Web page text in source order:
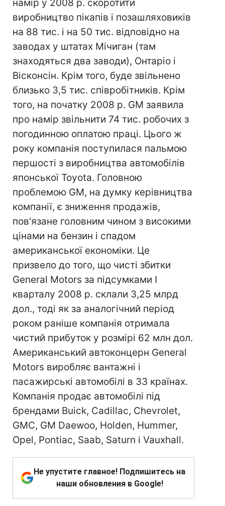
намір у 2008 р. скоротити
виробництво пікапів і позашляховиків
на 88 тис. і на 50 тис. відповідно на
заводах у штатах Мічиган (там
знаходяться два заводи), Онтаріо і
Вісконсін. Крім того, буде звільнено
близько 3,5 тис. співробітників. Крім
того, на початку 2008 р. GM заявила
про намір звільнити 74 тис. робочих з
погодинною оплатою праці. Цього ж
року компанія поступилася пальмою
першості з виробництва автомобілів
японської Toyota. Головною
проблемою GM, на думку керівництва
компанії, є зниження продажів,
пов'язане головним чином з високими
цінами на бензин і спадом
американської економіки. Це
призвело до того, що чисті збитки
General Motors за підсумками I
кварталу 2008 р. склали 3,25 млрд
дол., тоді як за аналогічний період
роком раніше компанія отримала
чистий прибуток у розмірі 62 млн дол.
Американський автоконцерн General
Motors виробляє вантажні і
пасажирські автомобілі в 33 країнах.
Компанія продає автомобілі під
брендами Buick, Cadillac, Chevrolet,
GMC, GM Daewoo, Holden, Hummer,
Opel, Pontiac, Saab, Saturn і Vauxhall.
Не упустите главное! Подпишитесь на
наши обновления в Google!